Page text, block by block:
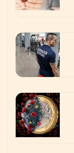
La poda de
cómo?